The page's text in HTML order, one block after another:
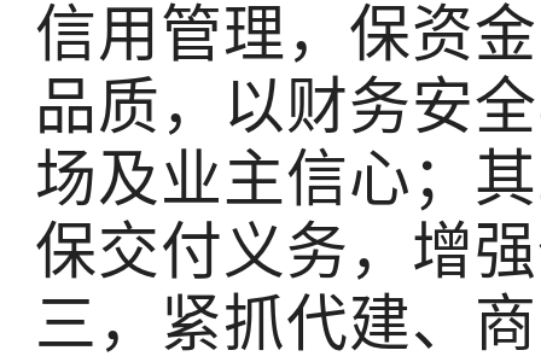
信用管理，保资
品质，以财务安
场及业主信心；
保交付义务，增
三，紧抓代建、